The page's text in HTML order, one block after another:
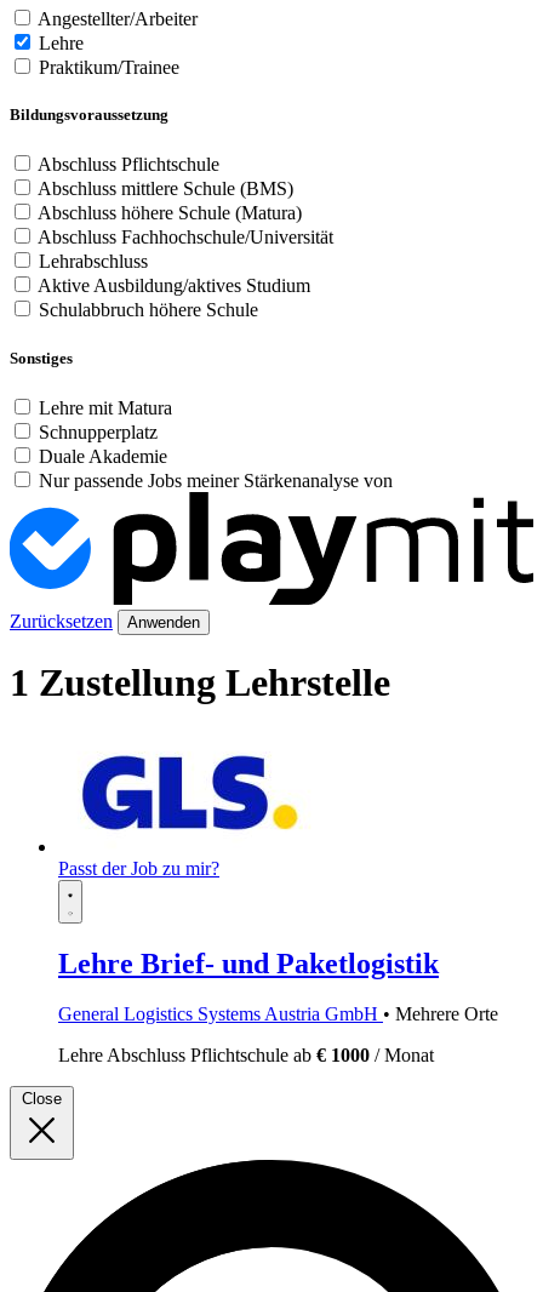
Angestellter/Arbeiter
Lehre
Praktikum/Trainee
Bildungsvoraussetzung
Abschluss Pflichtschule
Abschluss mittlere Schule (BMS)
Abschluss höhere Schule (Matura)
Abschluss Fachhochschule/Universität
Lehrabschluss
Aktive Ausbildung/aktives Studium
Schulabbruch höhere Schule
Sonstiges
Lehre mit Matura
Schnupperplatz
Duale Akademie
Nur passende Jobs meiner Stärkenanalyse von
Zurücksetzen Anwenden
1 Zustellung Lehrstelle
Passt der Job zu mir?
Lehre Brief- und Paketlogistik
General Logistics Systems Austria GmbH • Mehrere Orte
LehreAbschluss Pflichtschule ab € 1000 / Monat
Close